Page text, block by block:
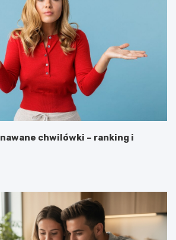
chwilówki – ranking i